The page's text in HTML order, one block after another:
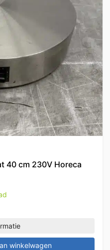
40 cm 230V Horeca
winkelwagen